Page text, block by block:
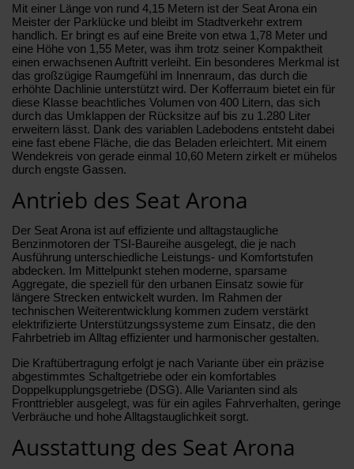
Mit einer Länge von rund 4,15 Metern ist der Seat Arona ein
Meister der Parklücke und bleibt im Stadtverkehr extrem
handlich. Er bringt es auf eine Breite von etwa 1,78 Meter und
eine Höhe von 1,55 Meter, was ihm trotz seiner Kompaktheit
einen erwachsenen Auftritt verleiht. Ein besonderes Merkmal ist
das großzügige Raumgefühl im Innenraum, das durch die
erhöhte Dachlinie unterstützt wird. Der Kofferraum bietet ein für
diese Klasse beachtliches Volumen von 400 Litern, das sich
durch das Umklappen der Rücksitze auf bis zu 1.280 Liter
erweitern lässt. Dank des variablen Ladebodens entsteht dabei
eine fast ebene Fläche, die das Beladen erleichtert. Mit einem
Wendekreis von gerade einmal 10,60 Metern zirkelt er mühelos
durch engste Gassen.
Antrieb des Seat Arona
Der Seat Arona ist auf effiziente und alltagstaugliche
Benzinmotoren der TSI-Baureihe ausgelegt, die je nach
Ausführung unterschiedliche Leistungs- und Komfortstufen
abdecken. Im Mittelpunkt stehen moderne, sparsame
Aggregate, die speziell für den urbanen Einsatz sowie für
längere Strecken entwickelt wurden. Im Rahmen der
technischen Weiterentwicklung kommen zudem verstärkt
elektrifizierte Unterstützungssysteme zum Einsatz, die den
Fahrbetrieb im Alltag effizienter und harmonischer gestalten.
Die Kraftübertragung erfolgt je nach Variante über ein präzise
abgestimmtes Schaltgetriebe oder ein komfortables
Doppelkupplungsgetriebe (DSG). Alle Varianten sind als
Fronttriebler ausgelegt, was für ein agiles Fahrverhalten, geringe
Verbräuche und hohe Alltagstauglichkeit sorgt.
Ausstattung des Seat Arona